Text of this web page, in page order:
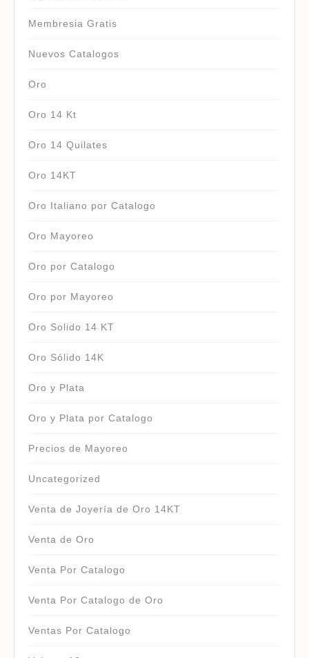
Membresia Gratis
Nuevos Catalogos
Oro
Oro 14 Kt
Oro 14 Quilates
Oro 14KT
Oro Italiano por Catalogo
Oro Mayoreo
Oro por Catalogo
Oro por Mayoreo
Oro Solido 14 KT
Oro Sólido 14K
Oro y Plata
Oro y Plata por Catalogo
Precios de Mayoreo
Uncategorized
Venta de Joyería de Oro 14KT
Venta de Oro
Venta Por Catalogo
Venta Por Catalogo de Oro
Ventas Por Catalogo